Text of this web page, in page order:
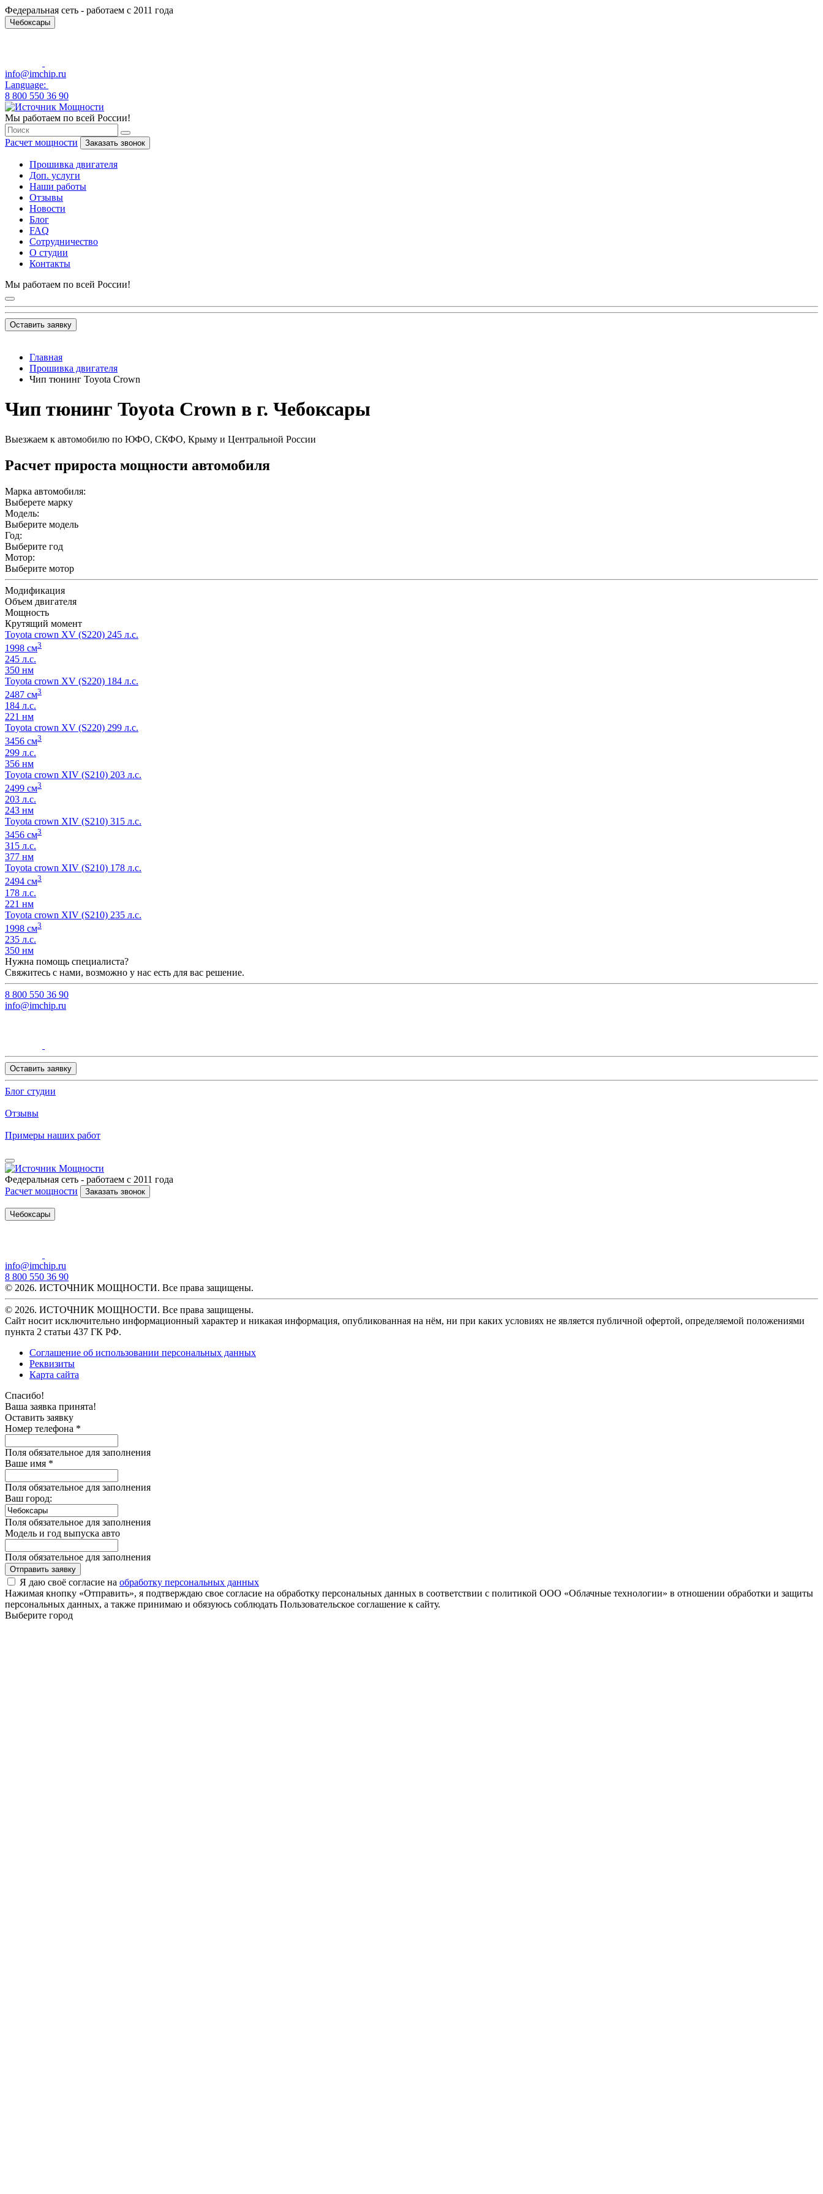
Федеральная сеть - работаем с 2011 года
Чебоксары
info@imchip.ru
Language:
8 800 550 36 90
Мы работаем по всей России!
Расчет мощности Заказать звонок
Прошивка двигателя
Доп. услуги
Наши работы
Отзывы
Новости
Блог
FAQ
Сотрудничество
О студии
Контакты
Мы работаем по всей России!
Оставить заявку
Главная
Прошивка двигателя
Чип тюнинг Toyota Crown
Чип тюнинг Toyota Crown в г. Чебоксары
Выезжаем к автомобилю по ЮФО, СКФО, Крыму и Центральной России
Расчет прироста мощности автомобиля
Марка автомобиля:
Выберете марку
Модель:
Выберите модель
Год:
Выберите год
Мотор:
Выберите мотор
Модификация
Объем двигателя
Мощность
Крутящий момент
Toyota crown XV (S220) 245 л.с.
1998 см3
245 л.с.
350 нм
Toyota crown XV (S220) 184 л.с.
2487 см3
184 л.с.
221 нм
Toyota crown XV (S220) 299 л.с.
3456 см3
299 л.с.
356 нм
Toyota crown XIV (S210) 203 л.с.
2499 см3
203 л.с.
243 нм
Toyota crown XIV (S210) 315 л.с.
3456 см3
315 л.с.
377 нм
Toyota crown XIV (S210) 178 л.с.
2494 см3
178 л.с.
221 нм
Toyota crown XIV (S210) 235 л.с.
1998 см3
235 л.с.
350 нм
Нужна помощь специалиста?
Свяжитесь с нами, возможно у нас есть для вас решение.
8 800 550 36 90
info@imchip.ru
Оставить заявку
Блог студии
Отзывы
Примеры наших работ
Федеральная сеть - работаем с 2011 года
Расчет мощности
Заказать звонок
Чебоксары
info@imchip.ru
8 800 550 36 90
© 2026. ИСТОЧНИК МОЩНОСТИ. Все права защищены.
© 2026. ИСТОЧНИК МОЩНОСТИ. Все права защищены.
Сайт носит исключительно информационный характер и никакая информация, опубликованная на нём, ни при каких условиях не является публичной офертой, определяемой положениями
пункта 2 статьи 437 ГК РФ.
Соглашение об использовании персональных данных
Реквизиты
Карта сайта
Спасибо!
Ваша заявка принята!
Оставить заявку
Номер телефона *
Поля обязательное для заполнения
Ваше имя *
Поля обязательное для заполнения
Ваш город:
Поля обязательное для заполнения
Модель и год выпуска авто
Поля обязательное для заполнения
Отправить заявку
Я даю своё согласие на обработку персональных данных
Нажимая кнопку «Отправить», я подтверждаю свое согласие на обработку персональных данных в соответствии с политикой ООО «Облачные технологии» в отношении обработки и защиты
персональных данных, а также принимаю и обязуюсь соблюдать Пользовательское соглашение к сайту.
Выберите город